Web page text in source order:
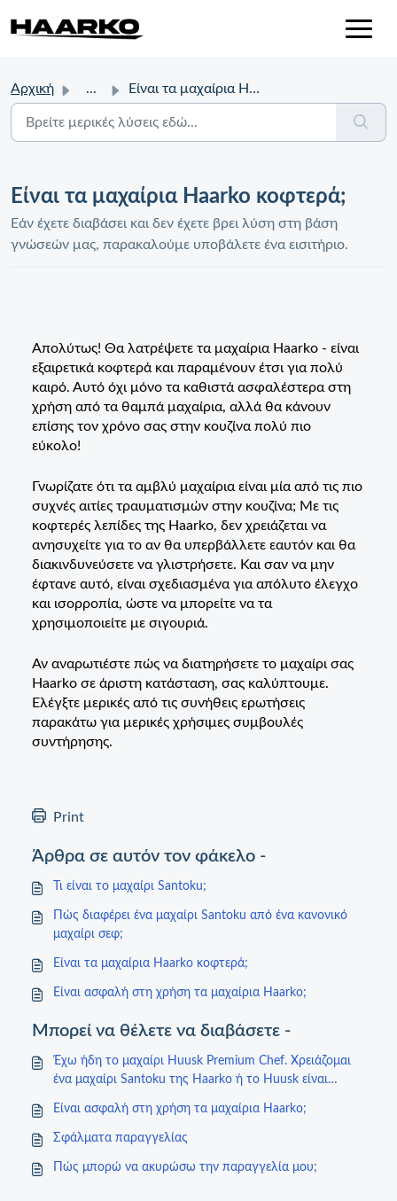
Αρχική ... Είναι τα μαχαίρια Haarko κοφτερά;
Είναι τα μαχαίρια Haarko κοφτερά;
Εάν έχετε διαβάσει και δεν έχετε βρει λύση στη βάση
γνώσεών μας, παρακαλούμε υποβάλετε ένα εισιτήριο.
Απολύτως! Θα λατρέψετε τα μαχαίρια Haarko - είναι
εξαιρετικά κοφτερά και παραμένουν έτσι για πολύ
καιρό. Αυτό όχι μόνο τα καθιστά ασφαλέστερα στη
χρήση από τα θαμπά μαχαίρια, αλλά θα κάνουν
επίσης τον χρόνο σας στην κουζίνα πολύ πιο
εύκολο!
Γνωρίζατε ότι τα αμβλύ μαχαίρια είναι μία από τις πιο
συχνές αιτίες τραυματισμών στην κουζίνα; Με τις
κοφτερές λεπίδες της Haarko, δεν χρειάζεται να
ανησυχείτε για το αν θα υπερβάλλετε εαυτόν και θα
διακινδυνεύσετε να γλιστρήσετε. Και σαν να μην
έφτανε αυτό, είναι σχεδιασμένα για απόλυτο έλεγχο
και ισορροπία, ώστε να μπορείτε να τα
χρησιμοποιείτε με σιγουριά.
Αν αναρωτιέστε πώς να διατηρήσετε το μαχαίρι σας
Haarko σε άριστη κατάσταση, σας καλύπτουμε.
Ελέγξτε μερικές από τις συνήθεις ερωτήσεις
παρακάτω για μερικές χρήσιμες συμβουλές
συντήρησης.
Print
Άρθρα σε αυτόν τον φάκελο -
Τι είναι το μαχαίρι Santoku;
Πώς διαφέρει ένα μαχαίρι Santoku από ένα κανονικό
μαχαίρι σεφ;
Είναι τα μαχαίρια Haarko κοφτερά;
Είναι ασφαλή στη χρήση τα μαχαίρια Haarko;
Μπορεί να θέλετε να διαβάσετε -
Έχω ήδη το μαχαίρι Huusk Premium Chef. Χρειάζομαι
ένα μαχαίρι Santoku της Haarko ή το Huusk είναι
Είναι ασφαλή στη χρήση τα μαχαίρια Haarko;
Σφάλματα παραγγελίας
Πώς μπορώ να ακυρώσω την παραγγελία μου;